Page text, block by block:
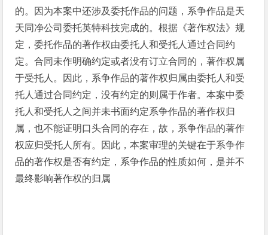
的。因为本案中还涉及委托作品的问题，系争作品是天
天同净公司委托英特科技完成的。根据《著作权法》规
定，委托作品的著作权由委托人和受托人通过合同约
定。合同未作明确约定或者没有订立合同的，著作权属
于受托人。因此，系争作品的著作权归属由委托人和受
托人通过合同约定，没有约定的则属于作者。本案中委
托人和受托人之间并未书面约定系争作品的著作权归
属，也不能证明口头合同的存在，故，系争作品的著作
权应归受托人所有。因此，本案审理的关键在于系争作
品的著作权是否有约定，系争作品的性质如何，是并不
最终影响著作权的归属